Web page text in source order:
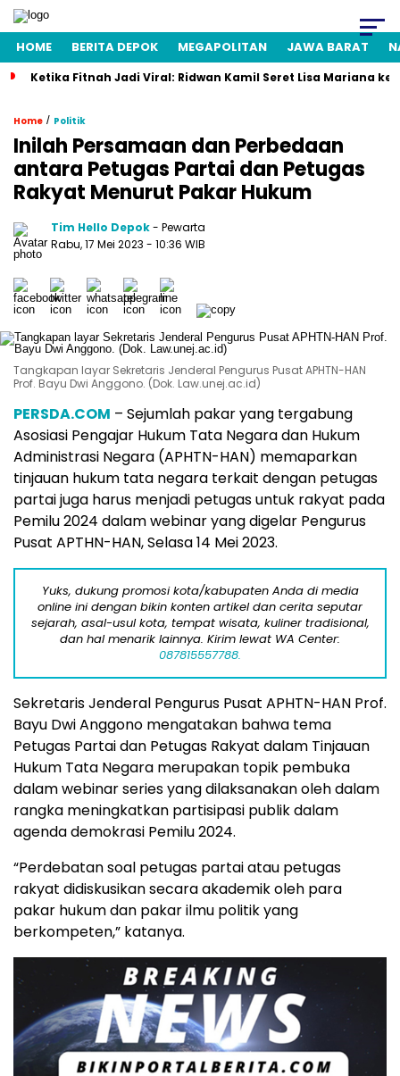
HOME BERITA DEPOK MEGAPOLITAN JAWA BARAT
Ketika Fitnah Jadi Viral: Ridwan Kamil Seret Lisa Mariana ke
Home / Politik
Inilah Persamaan dan Perbedaan
antara Petugas Partai dan Petugas
Rakyat Menurut Pakar Hukum
Tim Hello Depok- Pewarta
Rabu, 17 Mei 2023 - 10:36 WIB
Tangkapan layar Sekretaris Jenderal Pengurus Pusat APHTN-HAN
Prof. Bayu Dwi Anggono. (Dok. Law.unej.ac.id)
PERSDA.COM – Sejumlah pakar yang tergabung
Asosiasi Pengajar Hukum Tata Negara dan Hukum
Administrasi Negara (APHTN-HAN) memaparkan
tinjauan hukum tata negara terkait dengan petugas
partai juga harus menjadi petugas untuk rakyat pada
Pemilu 2024 dalam webinar yang digelar Pengurus
Pusat APTHN-HAN, Selasa 14 Mei 2023.
Yuks, dukung promosi kota/kabupaten Anda di media
online ini dengan bikin konten artikel dan cerita seputar
sejarah, asal-usul kota, tempat wisata, kuliner tradisional,
dan hal menarik lainnya. Kirim lewat WA Center:
087815557788.
Sekretaris Jenderal Pengurus Pusat APHTN-HAN Prof.
Bayu Dwi Anggono mengatakan bahwa tema
Petugas Partai dan Petugas Rakyat dalam Tinjauan
Hukum Tata Negara merupakan topik pembuka
dalam webinar series yang dilaksanakan oleh dalam
rangka meningkatkan partisipasi publik dalam
agenda demokrasi Pemilu 2024.
“Perdebatan soal petugas partai atau petugas
rakyat didiskusikan secara akademik oleh para
pakar hukum dan pakar ilmu politik yang
berkompeten,” katanya.